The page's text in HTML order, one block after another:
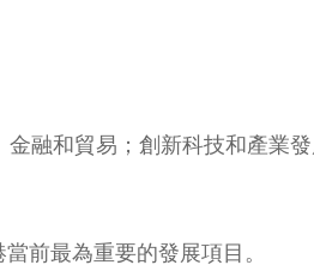
融和貿易；創新科技和產業
前最為重要的發展項目。